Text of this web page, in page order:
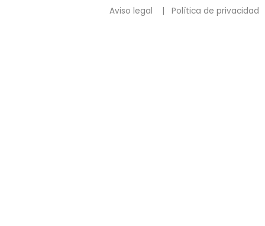
Aviso legal Política de privacidad